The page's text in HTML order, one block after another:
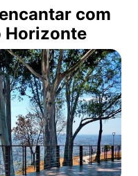
com
Horizonte